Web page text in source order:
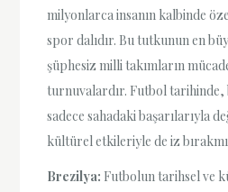
milyonlarca insanın kalbinde
spor dalıdır. Bu tutkunun en
şüphesiz milli takımların
turnuvalardır. Futbol tarihinde,
sadece sahadaki başarılarıyla
kültürel etkileriyle de iz
Brezilya: Futbolun tarihsel ve